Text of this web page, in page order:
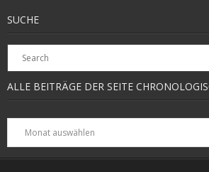
SUCHE
ALLE BEITRÄGE DER SEITE
Alle
Beiträge
der
Seite